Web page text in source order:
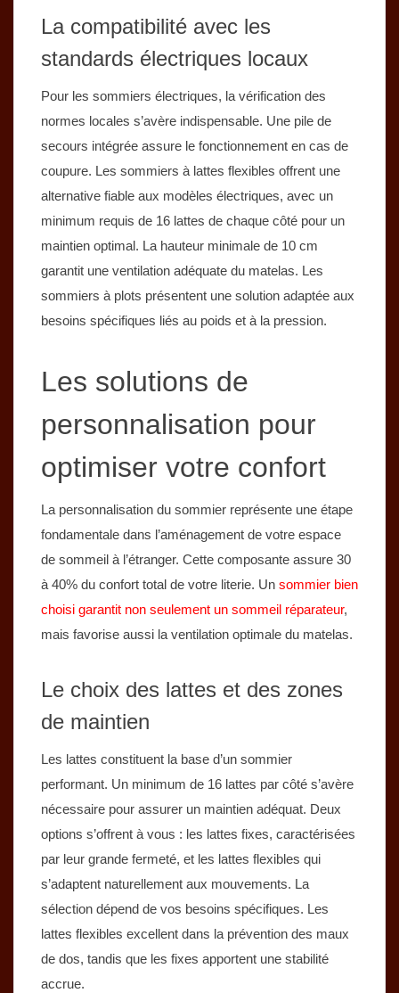
La compatibilité avec les
standards électriques locaux
Pour les sommiers électriques, la vérification des
normes locales s’avère indispensable. Une pile de
secours intégrée assure le fonctionnement en cas de
coupure. Les sommiers à lattes flexibles offrent une
alternative fiable aux modèles électriques, avec un
minimum requis de 16 lattes de chaque côté pour un
maintien optimal. La hauteur minimale de 10 cm
garantit une ventilation adéquate du matelas. Les
sommiers à plots présentent une solution adaptée aux
besoins spécifiques liés au poids et à la pression.
Les solutions de
personnalisation pour
optimiser votre confort
La personnalisation du sommier représente une étape
fondamentale dans l’aménagement de votre espace
de sommeil à l’étranger. Cette composante assure 30
à 40% du confort total de votre literie. Un sommier bien
choisi garantit non seulement un sommeil réparateur,
mais favorise aussi la ventilation optimale du matelas.
Le choix des lattes et des zones
de maintien
Les lattes constituent la base d’un sommier
performant. Un minimum de 16 lattes par côté s’avère
nécessaire pour assurer un maintien adéquat. Deux
options s’offrent à vous : les lattes fixes, caractérisées
par leur grande fermeté, et les lattes flexibles qui
s’adaptent naturellement aux mouvements. La
sélection dépend de vos besoins spécifiques. Les
lattes flexibles excellent dans la prévention des maux
de dos, tandis que les fixes apportent une stabilité
accrue.